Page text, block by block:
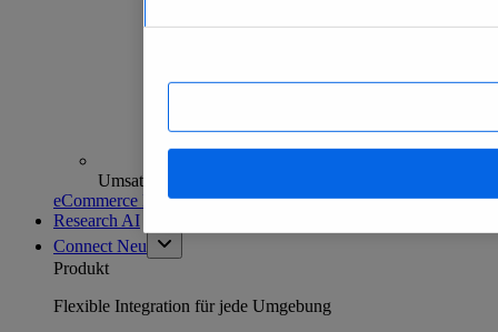
Umsatzanalysen und -prognosen
eCommerce Insights entdecken
Research AI
Connect Neu
Produkt
Flexible Integration für jede Umgebung